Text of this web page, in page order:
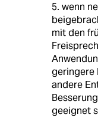
5. wenn
mit den
geringere
andere
geeignet